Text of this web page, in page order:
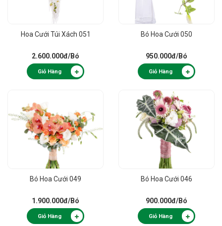
Hoa Cưới Túi Xách 051
2.600.000đ/Bó
Giỏ Hàng
Bó Hoa Cưới 050
950.000đ/Bó
Giỏ Hàng
Bó Hoa Cưới 049
1.900.000đ/Bó
Giỏ Hàng
Bó Hoa Cưới 046
900.000đ/Bó
Giỏ Hàng